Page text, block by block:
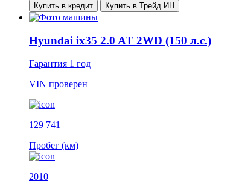
Купить в кредит Купить в Трейд ИН
Hyundai ix35 2.0 AT 2WD (150 л.с.)
Гарантия 1 год
VIN проверен
129 741
Пробег (км)
2010